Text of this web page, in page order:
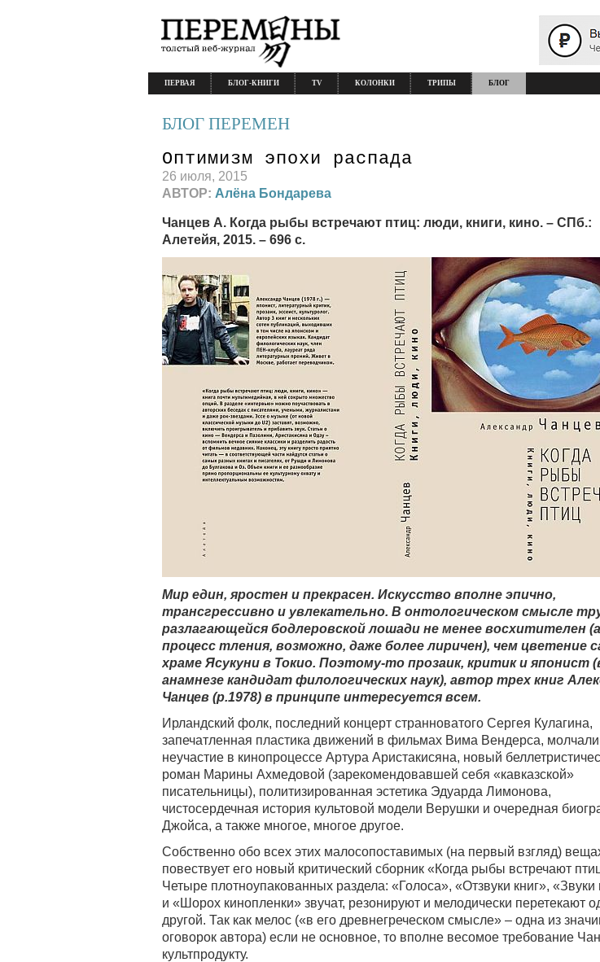
ПЕРВАЯ БЛОГ-КНИГИ TV КОЛОНКИ ТРИПЫ БЛОГ
БЛОГ ПЕРЕМЕН
Оптимизм эпохи распада
26 июля, 2015
АВТОР: Алёна Бондарева
Чанцев А. Когда рыбы встречают птиц: люди, книги, кино. – СПб.:
Алетейя, 2015. – 696 с.
Мир един, яростен и прекрасен. Искусство вполне эпично,
трансгрессивно и увлекательно. В онтологическом смысле
разлагающейся бодлеровской лошади не менее восхитителен (а
процесс тления, возможно, даже более лиричен), чем цветение
храме Ясукуни в Токио. Поэтому-то прозаик, критик и японист
анамнезе кандидат филологических наук), автор трех книг
Чанцев (р.1978) в принципе интересуется всем.
Ирландский фолк, последний концерт странноватого Сергея Кулагина,
запечатленная пластика движений в фильмах Вима Вендерса,
неучастие в кинопроцессе Артура Аристакисяна, новый
роман Марины Ахмедовой (зарекомендовавшей себя «кавказской»
писательницы), политизированная эстетика Эдуарда Лимонова,
чистосердечная история культовой модели Верушки и очередная
Джойса, а также многое, многое другое.
Собственно обо всех этих малосопоставимых (на первый взгляд)
повествует его новый критический сборник «Когда рыбы встречают
Четыре плотноупакованных раздела: «Голоса», «Отзвуки книг»,
и «Шорох кинопленки» звучат, резонируют и мелодически перетекают
другой. Так как мелос («в его древнегреческом смысле» – одна из
оговорок автора) если не основное, то вполне весомое требование
культпродукту.